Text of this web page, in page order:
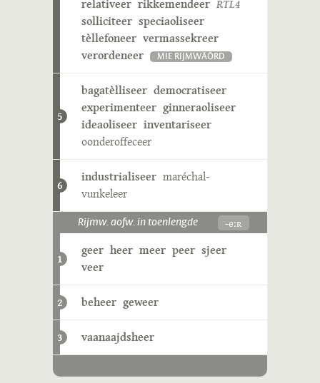
relativeer rikkemendeer RTL4
solliciteer speciaoliseer
tèllefoneer vermassekreer
verordeneer
MIE RIJMWÄÖRD
5
bagatèlliseer democratiseer
experimenteer ginneraoliseer
ideaoliseer inventariseer
oonderoffeceer
6
industrialiseer maréchal-
vunkeleer
Rijmw. aofw. in toenlengde -eːʀ
1
geer heer meer peer sjeer
veer
2 beheer geweer
3 vaanaajdsheer